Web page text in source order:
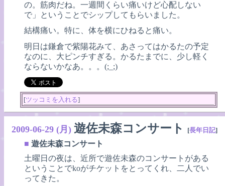
の。筋肉だね。一週間くらい痛いけど心配しない
で」ということでシップしてもらいました。
結構痛い。特に、体を横にひねると痛い。
明日は鎌倉で紫陽花みて、あさってはかるたの予定
なのに、大ピンチすぎる。かるたまでに、少し軽く
ならないかなあ。。。(;_;)
[ツッコミを入れる]
2009-06-29 (月) 遊佐未森コンサート [長年日記]
■ 遊佐未森コンサート
土曜日の夜は、近所で遊佐未森のコンサートがある
ということでkoがチケットをとってくれ、二人でい
ってきた。